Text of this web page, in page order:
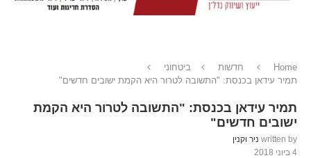
Home חדשות
ביטחוני
תמיר עידאן בכנסת: "התשובה לטרור היא הקמת ישובים חדשים"
תמיר עידאן בכנסת: "התשובה לטרור היא הקמת
ישובים חדשים"
written by ניר וקנין
4 ביוני 2018